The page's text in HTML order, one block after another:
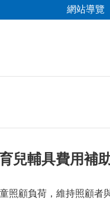
網站導覽
兒輔具費用補
照顧負荷，維持照顧